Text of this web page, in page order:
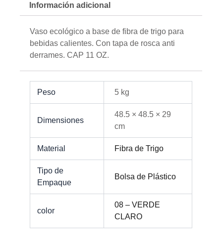
Información adicional
Vaso ecológico a base de fibra de trigo para
bebidas calientes. Con tapa de rosca anti
derrames. CAP 11 OZ.
Peso 5 kg
Dimensiones
48.5 × 48.5 × 29
cm
Material Fibra de Trigo
Tipo de
Empaque
Bolsa de Plástico
color
08 – VERDE
CLARO